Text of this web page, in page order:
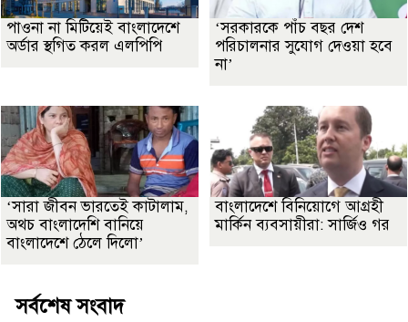
পাওনা না মিটিয়েই বাংলাদেশে
অর্ডার স্থগিত করল এলপিপি
‘সরকারকে পাঁচ বছর দেশ
পরিচালনার সুযোগ দেওয়া হবে
না’
‘সারা জীবন ভারতেই কাটালাম,
অথচ বাংলাদেশি বানিয়ে
বাংলাদেশে ঠেলে দিলো’
বাংলাদেশে বিনিয়োগে আগ্রহী
মার্কিন ব্যবসায়ীরা: সার্জিও গর
সর্বশেষ সংবাদ